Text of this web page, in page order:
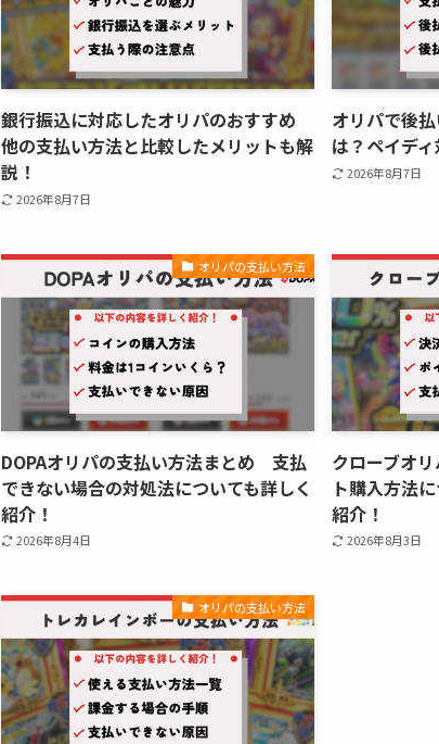
銀行振込に対応したオリパのおすすめ
他の支払い方法と比較したメリットも解
説！
2026年8月7日
オリパで後
は？ペイデ
2026年8月7日
オリパの支払い方法
DOPAオリパの支払い方法まとめ 支払
できない場合の対処法についても詳しく
紹介！
2026年8月4日
クローブオ
ト購入方法
紹介！
2026年8月3日
オリパの支払い方法